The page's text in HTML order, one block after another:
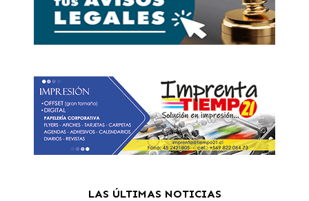
LAS ÚLTIMAS NOTICIAS